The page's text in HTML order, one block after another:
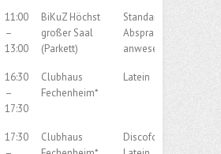
11:00
–
13:00
BiKuZ Höchst
großer Saal
(Parkett)
Standard / Latein nach
Absprache der
anwesenden Paare
16:30
–
17:30
Clubhaus
Fechenheim*
Latein
17:30
Clubhaus
Discofox (Musik first)